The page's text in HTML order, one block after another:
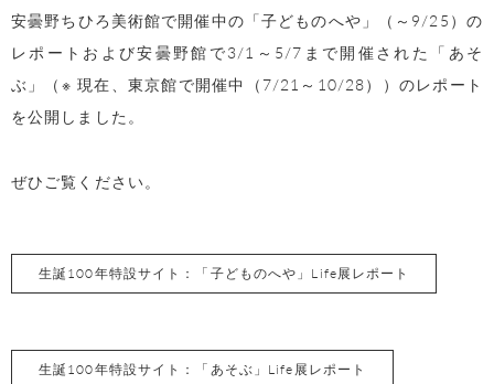
安曇野ちひろ美術館で開催中の「子どものへや」（～9/25）の
レポートおよび安曇野館で3/1～5/7まで開催された「あそ
ぶ」（※ 現在、東京館で開催中（7/21～10/28））のレポート
を公開しました。
ぜひご覧ください。
生誕100年特設サイト：「子どものへや」Life展レポート
生誕100年特設サイト：「あそぶ」Life展レポート